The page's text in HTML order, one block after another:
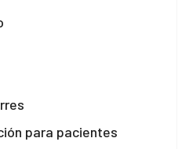
para pacientes